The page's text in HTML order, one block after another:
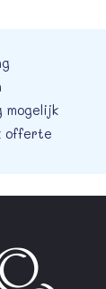
mogelijk
offerte